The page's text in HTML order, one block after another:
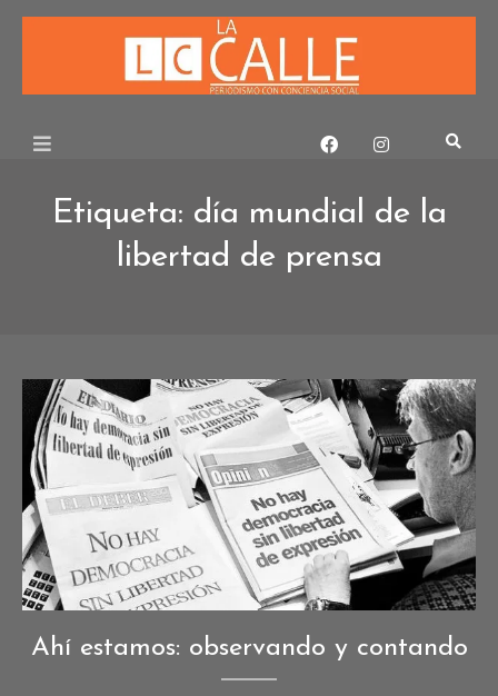
Skip
Etiqueta: día mundial de la
libertad de prensa
Opinión
Ahí estamos: observando y contando